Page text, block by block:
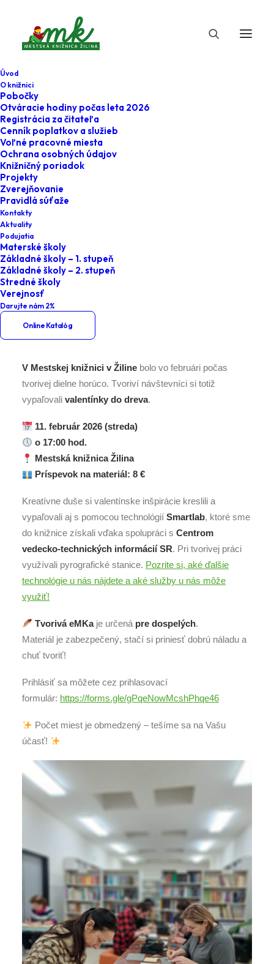
Úvod
O knižnici
Pobočky
Otváracie hodiny počas leta 2026
Registrácia za čitateľa
Cenník poplatkov a služieb
Voľné pracovné miesta
Ochrana osobných údajov
Knižničný poriadok
Projekty
Zverejňovanie
Pravidlá súťaže
Kontakty
Aktuality
Podujatia
Materské školy
Základné školy – 1. stupeň
Základné školy – 2. stupeň
Stredné školy
Verejnosť
Darujte nám 2%
Online Katalóg
Pyrografia - vypáľ
Home
Podujatia
Pyrografia – vypáľ si valentínku
V Mestskej knižnici v Žiline bolo vo februári počas
tvorivej dielne horúco. Tvoriví návštevníci si totiž
vypaľovali valentínky do dreva.
11. február 2026 (streda)
o 17:00 hod.
Mestská knižnica Žilina
Príspevok na materiál: 8 €
Kreatívne duše si valentínske inšpirácie kreslili a
vypaľovali aj s pomocou technológií Smartlab, ktoré sme
do knižnice získali vďaka spolupráci s Centrom
vedecko-technických informácií SR. Pri tvorivej práci
využívali pyrografické stanice. Pozrite si, aké ďalšie
technológie u nás nájdete a aké služby u nás môže
využiť!
Tvorivá eMKaje určená pre dospelých.
Materiál je zabezpečený, stačí si priniesť dobrú náladu a
chuť tvoriť!
Prihlásiť sa môžete cez prihlasovací
formulár: https://forms.gle/gPqeNowMcshPhqe46
Počet miest je obmedzený – tešíme sa na Vašu
účasť!